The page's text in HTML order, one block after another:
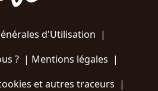
d'Utilisation |
?| Mentions légales |
et autres traceurs |